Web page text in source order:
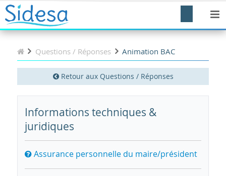
Questions / Réponses Animation BAC
Retour aux Questions / Réponses
Informations techniques &
juridiques
Assurance personnelle du maire/président